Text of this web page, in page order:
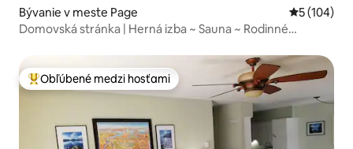
Bývanie v meste Page Priemerné
5 (104)
Domovská stránka | Herná izba ~ Sauna ~ Rodinné
Najobľúbenejšie medzi hosťami
Obľúbené medzi hosťami